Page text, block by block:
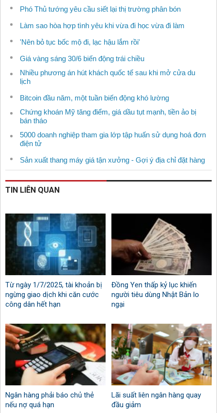
Phó Thủ tướng yêu cầu siết lại thị trường phân bón
Làm sao hòa hợp tình yêu khi vừa đi học vừa đi làm
'Nên bỏ tục bốc mộ đi, lạc hậu lắm rồi'
Giá vàng sáng 30/6 biến động trái chiều
Nhiều phương án hút khách quốc tế sau khi mở cửa du
lịch
Bitcoin đầu năm, một tuần biến động khó lường
Chứng khoán Mỹ tăng điểm, giá dầu tụt mạnh, tiền ảo bị
bán tháo
5000 doanh nghiệp tham gia lớp tập huấn sử dụng hoá đơn
điện tử
Sản xuất thang máy giá tận xưởng - Gợi ý địa chỉ đặt hàng
TIN LIÊN QUAN
Từ ngày 1/7/2025, tài khoản bị
ngừng giao dịch khi căn cước
công dân hết hạn
Đồng Yen thấp kỷ lục khiến
người tiêu dùng Nhật Bản lo
ngại
Ngân hàng phải báo chủ thẻ
nếu nợ quá hạn
Lãi suất liên ngân hàng quay
đầu giảm